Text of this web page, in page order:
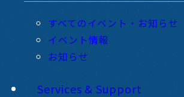
すべてのイベント・お知らせ
イベント情報
お知らせ
Services & Support